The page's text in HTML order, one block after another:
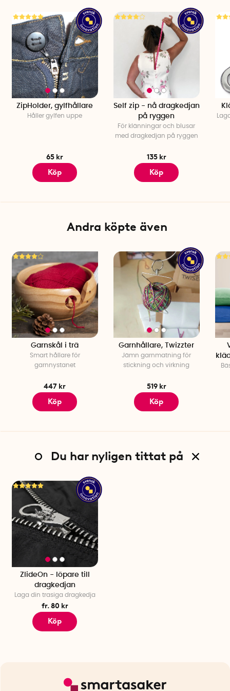
ZipHolder, gylfhållare
Håller gylfen uppe
65 kr
Köp
Self zip - nå dragkedjan
på ryggen
För klänningar och blusar
med dragkedjan på ryggen
135 kr
Köp
Andra köpte även
Garnskål i trä
Smart hållare för
garnnystanet
447 kr
Köp
Garnhållare, Twizzter
Jämn garnmatning för
stickning och virkning
519 kr
Köp
Du har nyligen tittat på
ZlideOn - löpare till
dragkedjan
Laga din trasiga dragkedja
fr. 80 kr
Köp